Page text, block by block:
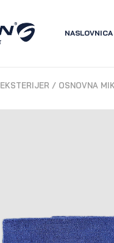
NASLOVNICA
EKSTERIJER / OSNOVNA